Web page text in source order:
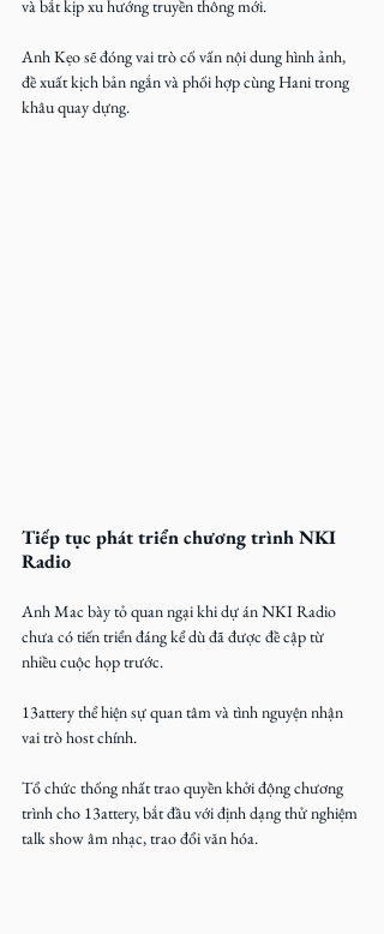
và bắt kịp xu hướng truyền thông mới.
Anh Kẹo sẽ đóng vai trò cố vấn nội dung hình ảnh,
đề xuất kịch bản ngắn và phối hợp cùng Hani trong
khâu quay dựng.
Tiếp tục phát triển chương trình NKI
Radio
Anh Mac bày tỏ quan ngại khi dự án NKI Radio
chưa có tiến triển đáng kể dù đã được đề cập từ
nhiều cuộc họp trước.
13attery thể hiện sự quan tâm và tình nguyện nhận
vai trò host chính.
Tổ chức thống nhất trao quyền khởi động chương
trình cho 13attery, bắt đầu với định dạng thử nghiệm
talk show âm nhạc, trao đổi văn hóa.